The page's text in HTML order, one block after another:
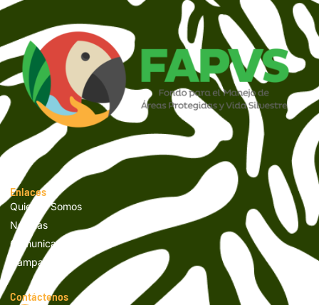
Enlaces
Quienes Somos
Noticias
Comunicados
Campañas
Contáctenos